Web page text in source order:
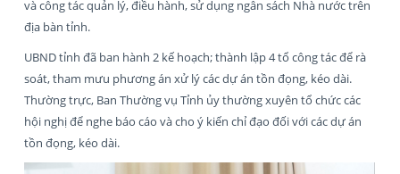
và công tác quản lý, điều hành, sử dụng ngân sách Nhà nước trên
địa bàn tỉnh.
UBND tỉnh đã ban hành 2 kế hoạch; thành lập 4 tổ công tác để rà
soát, tham mưu phương án xử lý các dự án tồn đọng, kéo dài.
Thường trực, Ban Thường vụ Tỉnh ủy thường xuyên tổ chức các
hội nghị để nghe báo cáo và cho ý kiến chỉ đạo đối với các dự án
tồn đọng, kéo dài.